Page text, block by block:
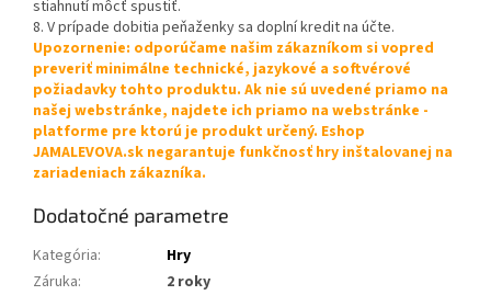
stiahnutí môcť spustiť.
8. V prípade dobitia peňaženky sa doplní kredit na účte.
Upozornenie: odporúčame našim zákazníkom si vopred
preveriť minimálne technické, jazykové a softvérové
požiadavky tohto produktu. Ak nie sú uvedené priamo na
našej webstránke, najdete ich priamo na webstránke -
platforme pre ktorú je produkt určený. Eshop
JAMALEVOVA.sk negarantuje funkčnosť hry inštalovanej na
zariadeniach zákazníka.
Dodatočné parametre
Kategória:
Hry
Záruka:
2 roky